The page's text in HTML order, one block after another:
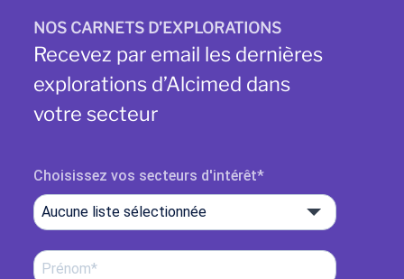
NOS CARNETS D’EXPLORATIONS
Recevez par email les dernières
explorations d’Alcimed dans
votre secteur
Choisissez vos secteurs d'intérêt
Aucune liste sélectionnée